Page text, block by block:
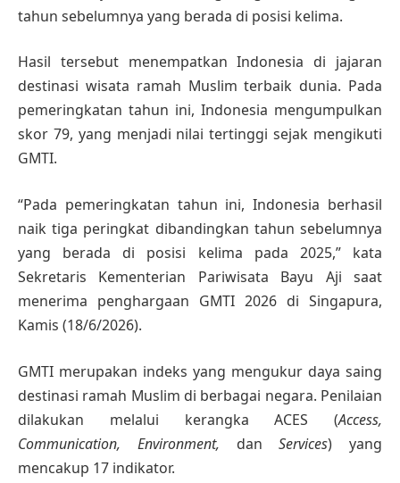
tahun sebelumnya yang berada di posisi kelima.
Hasil tersebut menempatkan Indonesia di jajaran
destinasi wisata ramah Muslim terbaik dunia. Pada
pemeringkatan tahun ini, Indonesia mengumpulkan
skor 79, yang menjadi nilai tertinggi sejak mengikuti
GMTI.
“Pada pemeringkatan tahun ini, Indonesia berhasil
naik tiga peringkat dibandingkan tahun sebelumnya
yang berada di posisi kelima pada 2025,” kata
Sekretaris Kementerian Pariwisata Bayu Aji saat
menerima penghargaan GMTI 2026 di Singapura,
Kamis (18/6/2026).
GMTI merupakan indeks yang mengukur daya saing
destinasi ramah Muslim di berbagai negara. Penilaian
dilakukan melalui kerangka ACES (Access,
Communication, Environment, danServices) yang
mencakup 17 indikator.